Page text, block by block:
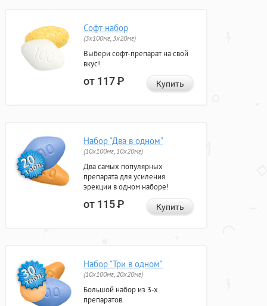
Софт набор
(3x100мг, 3x20мг)
Выбери софт-препарат на свой
вкус!
от 117Р Купить
Набор "Два в одном"
(10x100мг, 10x20мг)
Два самых популярных
препарата для усиления
эрекции в одном наборе!
от 115Р Купить
Набор "Три в одном"
(10x100мг, 20x20мг)
Большой набор из 3-х
препаратов.